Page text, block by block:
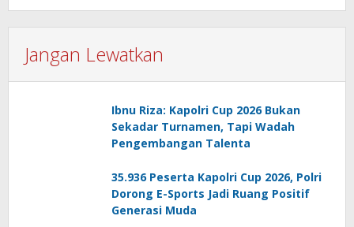
Jangan Lewatkan
Ibnu Riza: Kapolri Cup 2026 Bukan
Sekadar Turnamen, Tapi Wadah
Pengembangan Talenta
35.936 Peserta Kapolri Cup 2026, Polri
Dorong E-Sports Jadi Ruang Positif
Generasi Muda